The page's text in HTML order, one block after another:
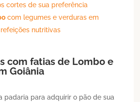
cortes de sua preferência
com legumes e verduras em
nutritivas
com fatias de Lombo e
Goiânia
padaria para adquirir o pão de sua